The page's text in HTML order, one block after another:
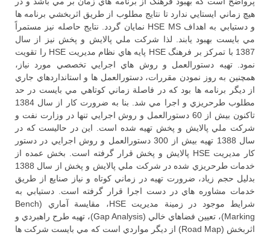
هيچ زماني ايستايي ندارد تا نتايج مطلوب از طريق اثربخشي برنامه ها
و دستيابي به اهداف HSE MS نمايان گردد. نتايج حاصله نيز مستمراً
مي بايست بهبود يابند. لذا شركت ملي پالايش و پخش نيز از سال
1387 با تمركز بر فرهنگ HSE پايه هاي نظام مديريت HSE را تقويت
نمود. تهيه دستورالعمل و روش هاي اجرايي تخصصي مورد نياز،
همچنين به روز نمودن مقررات، دستورالعمل ها و استانداردهاي جاري
از ديگر برنامه ها بود كه در فاصلة زماني كوتاهي مي بايست در حد
مطلوب طرحريزي و اجرا مي شد. بنا به ضرورت كار از سال 1384
تاكنون بيش از 60 دستورالعمل و روش اجرايي تنها در وزارت نفت و
شركت ملي پالايش و پخش تهيه شده است. اين در حاليست كه در
سال 1388 تهيه بيش از 300 دستورالعمل و روش اجرايي در دستور
كار مديريت HSE پالايش و پخش قرار گرفته است. بخش عمده از
خدمات طرحريزي شده در شركت ملي پالايش و پخش از سال 1388
بدليل حجم زياد، ضرورت تهيه در زماني كوتاه و نياز صنايع از طريق
خدمات مشاوره هاي در دست اجرا قرار گرفته است. دستيابي به
شرايط موجود در زمينة مديريت HSE، مقايسة آماري (Bench
Marking)، تعيين فضاهاي خالي (Gap Analysis)، تهيه طرح راهبردي و
اثربخش (Road Map) از ديگر مواردي است كه مي بايست شركت ها